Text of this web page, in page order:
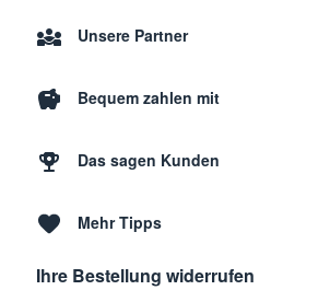
Unsere Partner
Bequem zahlen mit
Das sagen Kunden
Mehr Tipps
Ihre Bestellung widerrufen